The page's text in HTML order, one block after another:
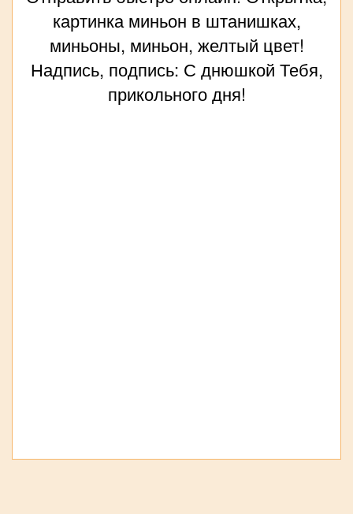
картинка миньон в штанишках,
миньоны, миньон, желтый цвет!
Надпись, подпись: С днюшкой Тебя,
прикольного дня!